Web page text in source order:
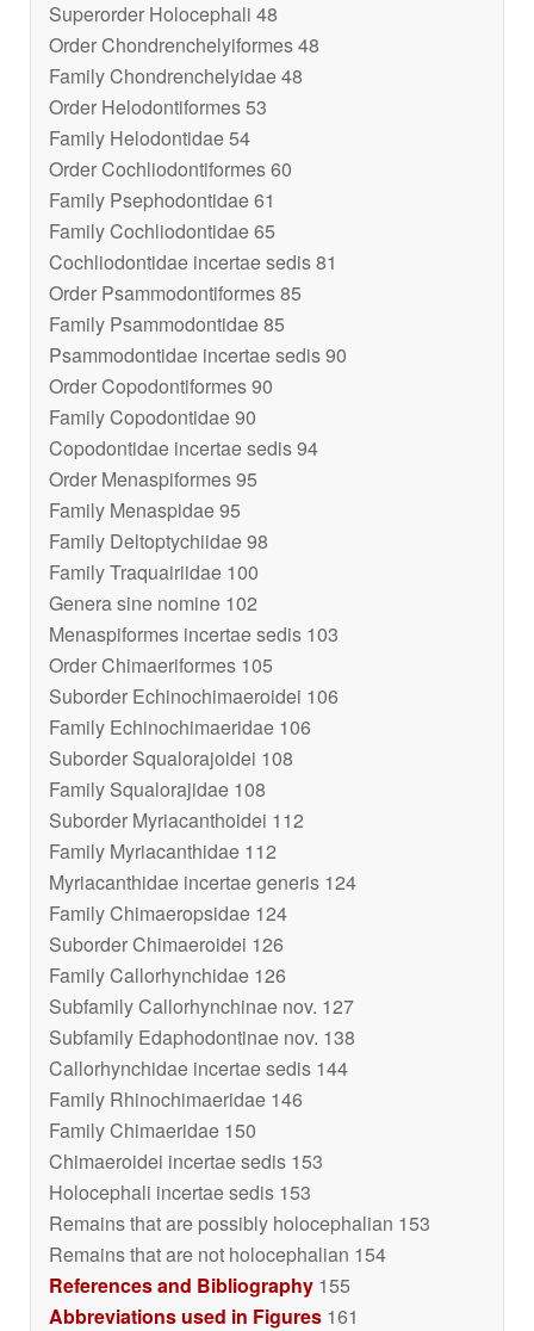
Superorder Holocephali 48
Order Chondrenchelyiformes 48
Family Chondrenchelyidae 48
Order Helodontiformes 53
Family Helodontidae 54
Order Cochliodontiformes 60
Family Psephodontidae 61
Family Cochliodontidae 65
Cochliodontidae incertae sedis 81
Order Psammodontiformes 85
Family Psammodontidae 85
Psammodontidae incertae sedis 90
Order Copodontiformes 90
Family Copodontidae 90
Copodontidae incertae sedis 94
Order Menaspiformes 95
Family Menaspidae 95
Family Deltoptychiidae 98
Family Traquairiidae 100
Genera sine nomine 102
Menaspiformes incertae sedis 103
Order Chimaeriformes 105
Suborder Echinochimaeroidei 106
Family Echinochimaeridae 106
Suborder Squalorajoidei 108
Family Squalorajidae 108
Suborder Myriacanthoidei 112
Family Myriacanthidae 112
Myriacanthidae incertae generis 124
Family Chimaeropsidae 124
Suborder Chimaeroidei 126
Family Callorhynchidae 126
Subfamily Callorhynchinae nov. 127
Subfamily Edaphodontinae nov. 138
Callorhynchidae incertae sedis 144
Family Rhinochimaeridae 146
Family Chimaeridae 150
Chimaeroidei incertae sedis 153
Holocephali incertae sedis 153
Remains that are possibly holocephalian 153
Remains that are not holocephalian 154
References and Bibliography 155
Abbreviations used in Figures 161